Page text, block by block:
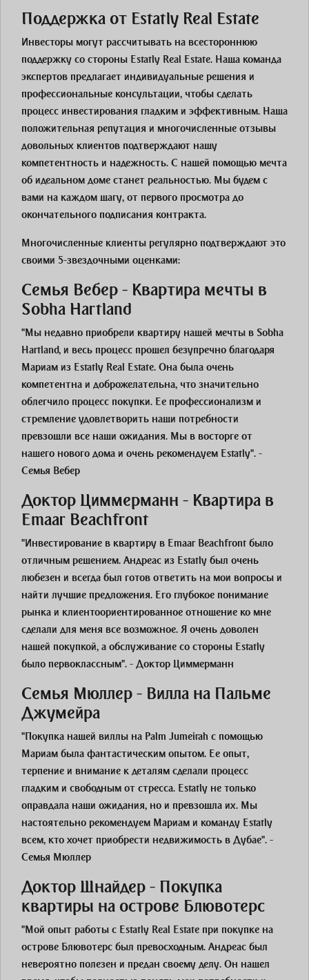
Поддержка от Estatly Real Estate
Инвесторы могут рассчитывать на всестороннюю
поддержку со стороны Estatly Real Estate. Наша команда
экспертов предлагает индивидуальные решения и
профессиональные консультации, чтобы сделать
процесс инвестирования гладким и эффективным. Наша
положительная репутация и многочисленные отзывы
довольных клиентов подтверждают нашу
компетентность и надежность. С нашей помощью мечта
об идеальном доме станет реальностью. Мы будем с
вами на каждом шагу, от первого просмотра до
окончательного подписания контракта.
Многочисленные клиенты регулярно подтверждают это
своими 5-звездочными оценками:
Семья Вебер - Квартира мечты в
Sobha Hartland
"Мы недавно приобрели квартиру нашей мечты в Sobha
Hartland, и весь процесс прошел безупречно благодаря
Мариам из Estatly Real Estate. Она была очень
компетентна и доброжелательна, что значительно
облегчило процесс покупки. Ее профессионализм и
стремление удовлетворить наши потребности
превзошли все наши ожидания. Мы в восторге от
нашего нового дома и очень рекомендуем Estatly". -
Семья Вебер
Доктор Циммерманн - Квартира в
Emaar Beachfront
"Инвестирование в квартиру в Emaar Beachfront было
отличным решением. Андреас из Estatly был очень
любезен и всегда был готов ответить на мои вопросы и
найти лучшие предложения. Его глубокое понимание
рынка и клиентоориентированное отношение ко мне
сделали для меня все возможное. Я очень доволен
нашей покупкой, а обслуживание со стороны Estatly
было первоклассным". - Доктор Циммерманн
Семья Мюллер - Вилла на Пальме
Джумейра
"Покупка нашей виллы на Palm Jumeirah с помощью
Мариам была фантастическим опытом. Ее опыт,
терпение и внимание к деталям сделали процесс
гладким и свободным от стресса. Estatly не только
оправдала наши ожидания, но и превзошла их. Мы
настоятельно рекомендуем Мариам и команду Estatly
всем, кто хочет приобрести недвижимость в Дубае". -
Семья Мюллер
Доктор Шнайдер - Покупка
квартиры на острове Блювотерс
"Мой опыт работы с Estatly Real Estate при покупке на
острове Блювотерс был превосходным. Андреас был
невероятно полезен и предан своему делу. Он нашел